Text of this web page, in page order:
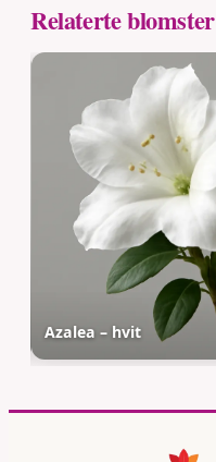
Relaterte blomster
Azalea – hvit